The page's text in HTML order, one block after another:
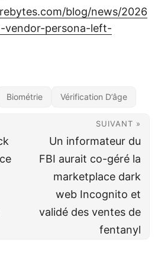
blog/news/2026
vendor-persona-left-
Biométrie Vérification D’âge
SUIVANT »
Un informateur du
FBI aurait co-géré la
marketplace dark
web Incognito et
validé des ventes de
fentanyl